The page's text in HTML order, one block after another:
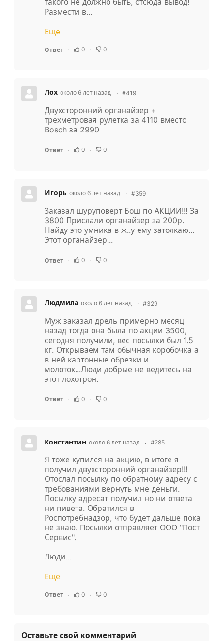
такого не должно быть, отсюда вывод!
Размести в...
Еще
Ответ 0 0
Лох около 6 лет назад #419
Двухсторонний органайзер +
трехметровая рулетка за 4110 вместо
Bosch за 2990
Ответ 0 0
Игорь около 6 лет назад #359
Заказал шуруповерт Бош по АКЦИИ!!! За
3800 Прислали органайзер за 200р.
Найду это умника в ж..у ему затолкаю...
Этот органайзер...
Ответ 0 0
Людмила около 6 лет назад #329
Муж заказал дрель примерно месяц
назад тогда она была по акции 3500,
сегодня получили, вес посылки был 1.5
кг. Открываем там обычная коробочка а
в ней картонные обрезки и
молоток...Люди добрые не ведитесь на
этот лохотрон.
Ответ 0 0
Константин около 6 лет назад #285
Я тоже купился на акцию, в итоге я
получил двухсторонний органайзер!!!
Отослал посылку по обратному адресу с
требованиями вернуть мне деньги.
Посылку адресат получил но ни ответа
ни пивета. Обратился в
Роспотребнадзор, что будет дальше пока
не знаю. Посылки отправляет ООО "Пост
Сервис".
Люди...
Еще
Ответ 0 0
Оставьте свой комментарий